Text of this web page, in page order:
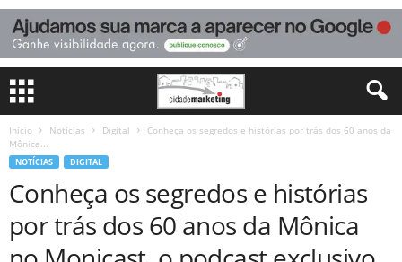
Início Notícias Digital
Conheça os segredos e histórias por trás dos 60 anos da
Mônica...
NOTÍCIAS DIGITAL
Conheça os segredos e histórias
por trás dos 60 anos da Mônica